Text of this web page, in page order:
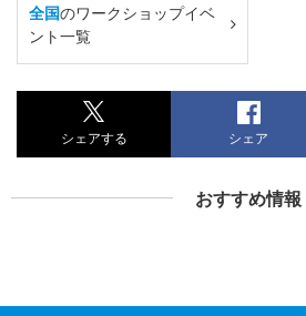
全国のワークショップイベ
ント一覧
シェアする シェア
おすすめ情報